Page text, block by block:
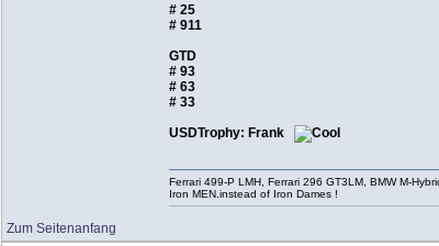
# 25
# 911
GTD
# 93
# 63
# 33
USDTrophy: Frank
Zum Seitenanfang
Ferrari 499-P LMH, Ferrari 296 GT3LM, BMW M-
Iron MEN.instead of Iron Dames !